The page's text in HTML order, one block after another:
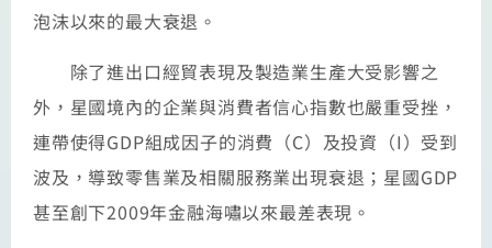
泡沫以來的最大衰退。
除了進出口經貿表現及製造業生產大受影響之
外，星國境內的企業與消費者信心指數也嚴重受挫，
連帶使得GDP組成因子的消費（C）及投資（I）受到
波及，導致零售業及相關服務業出現衰退；星國GDP
甚至創下2009年金融海嘯以來最差表現。